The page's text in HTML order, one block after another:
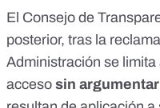
El Consejo de
posterior, tras la
Administración se limita
acceso sin